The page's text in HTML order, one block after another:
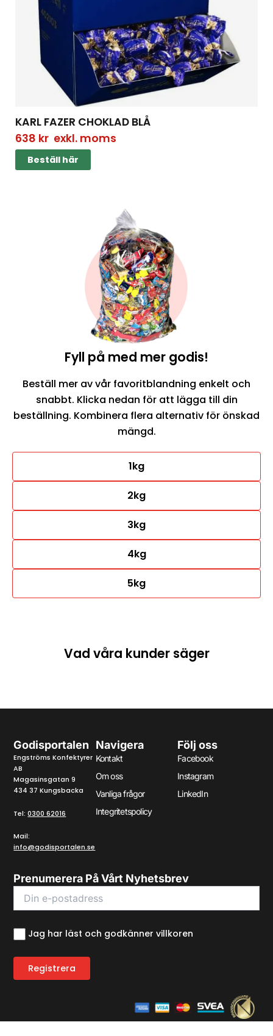
KARL FAZER CHOKLAD BLÅ
638 krexkl. moms
Beställ här
Fyll på med mer godis!
Beställ mer av vår favoritblandning enkelt och
snabbt. Klicka nedan för att lägga till din
beställning. Kombinera flera alternativ för önskad
mängd.
1kg
2kg
3kg
4kg
5kg
Vad våra kunder säger
Godisportalen
Engströms Konfektyrer
AB
Magasinsgatan 9
434 37 Kungsbacka
Tel:0300 62016
Mail:
info@godisportalen.se
Navigera
Kontakt
Om oss
Vanliga frågor
Integritetspolicy
Följ oss
Facebook
Instagram
LinkedIn
Prenumerera På Vårt Nyhetsbrev
Jag har läst och godkänner villkoren